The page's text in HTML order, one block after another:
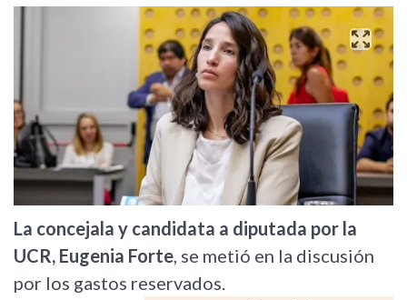
La concejala y candidata a diputada por la
UCR, Eugenia Forte, se metió en la discusión
por los gastos reservados.